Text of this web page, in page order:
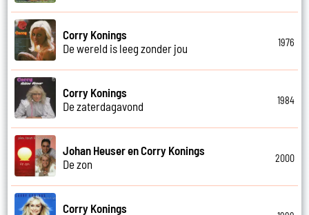
Corry Konings
De wereld is leeg zonder jou
1976
Corry Konings
De zaterdagavond
1984
Johan Heuser en Corry Konings
De zon
2000
Corry Konings